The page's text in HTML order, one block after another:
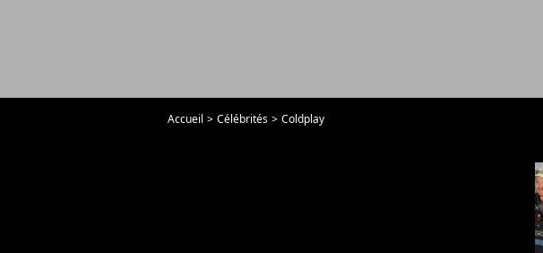
Accueil Célébrités Coldplay